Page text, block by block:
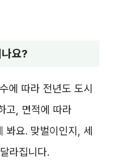
요?
에 따라 전년도 도시
고, 면적에 따라
요. 맞벌이인지, 세
라집니다.